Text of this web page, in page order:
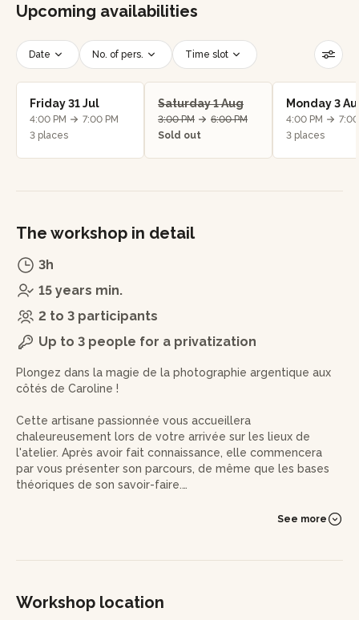
Upcoming availabilities
Date No. of pers. Time slot
Reset filters
Friday 31 Jul
4:00 PM
7:00 PM
3 places
Saturday 1 Aug
3:00 PM
6:00 PM
Sold out
Monday 3
4:00 PM
3 places
The workshop in detail
3h
15 years min.
2 to 3 participants
Up to 3 people for a privatization
Plongez dans la magie de la photographie argentique aux
côtés de Caroline !
Cette artisane passionnée vous accueillera
chaleureusement lors de votre arrivée sur les lieux de
l'atelier. Après avoir fait connaissance, elle commencera
par vous présenter son parcours, de même que les bases
théoriques de son savoir-faire.
Pour cet atelier découverte, vous pourrez soit venir avec
que Caroline vous prétera. Ce sera ensuite à vous de jouer !
pénétrer dans un authentique laboratoire photo. Recadrer,
révéler, rincer, fixer, laver, sécher... Toutes ces étapes
See more
Workshop location